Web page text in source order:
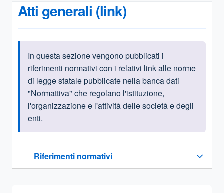
Atti generali (link)
Informazioni introduttive
In questa sezione vengono pubblicati i
riferimenti normativi con i relativi link alle norme
di legge statale pubblicate nella banca dati
"Normattiva" che regolano l'istituzione,
l'organizzazione e l'attività delle società e degli
enti.
Riferimenti normativi
Sezione compressa